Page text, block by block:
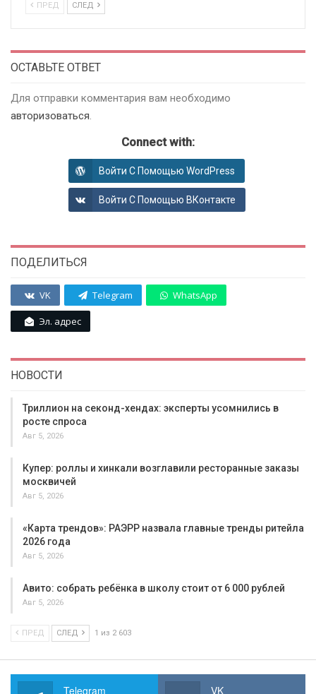
ПРЕД СЛЕД
ОСТАВЬТЕ ОТВЕТ
Для отправки комментария вам необходимо
авторизоваться.
Connect with:
Войти С Помощью WordPress
Войти С Помощью ВКонтакте
ПОДЕЛИТЬСЯ
VK Telegram WhatsApp
Эл. адрес
НОВОСТИ
Триллион на секонд-хендах: эксперты усомнились в
росте спроса
Авг 5, 2026
Купер: роллы и хинкали возглавили ресторанные заказы
москвичей
Авг 5, 2026
«Карта трендов»: РАЭРР назвала главные тренды ритейла
2026 года
Авг 5, 2026
Авито: собрать ребёнка в школу стоит от 6 000 рублей
Авг 5, 2026
ПРЕД СЛЕД 1 из 2 603
Telegram VK